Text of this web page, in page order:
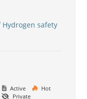
safety
Active
Hot
Private